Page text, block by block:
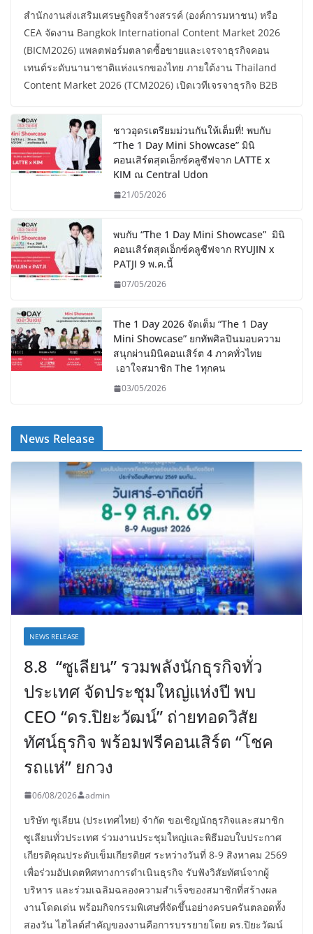
สำนักงานส่งเสริมเศรษฐกิจสร้างสรรค์ (องค์การมหาชน) หรือ
CEA จัดงาน Bangkok International Content Market 2026
(BICM2026) แพลตฟอร์มตลาดซื้อขายและเจรจาธุรกิจคอน
เทนต์ระดับนานาชาติแห่งแรกของไทย ภายใต้งาน Thailand
Content Market 2026 (TCM2026) เปิดเวทีเจรจาธุรกิจ B2B
ชาวอุดรเตรียมม่วนกันให้เต็มที่! พบกับ
“The 1 Day Mini Showcase” มินิ
คอนเสิร์ตสุดเอ็กซ์คลูซีฟจาก LATTE x
KIM ณ Central Udon
21/05/2026
พบกับ “The 1 Day Mini Showcase” มินิ
คอนเสิร์ตสุดเอ็กซ์คลูซีฟจาก RYUJIN x
PATJI 9 พ.ค.นี้
07/05/2026
The 1 Day 2026 จัดเต็ม “The 1 Day
Mini Showcase” ยกทัพศิลปินมอบความ
สนุกผ่านมินิคอนเสิร์ต 4 ภาคทั่วไทย
เอาใจสมาชิก The 1ทุกคน
03/05/2026
News Release
NEWS RELEASE
8.8 “ซูเลียน” รวมพลังนักธุรกิจทั่ว
ประเทศ จัดประชุมใหญ่แห่งปี พบ
CEO “ดร.ปิยะวัฒน์” ถ่ายทอดวิสัย
ทัศน์ธุรกิจ พร้อมฟรีคอนเสิร์ต “โชค
รถแห่” ยกวง
06/08/2026 admin
บริษัท ซูเลียน (ประเทศไทย) จำกัด ขอเชิญนักธุรกิจและสมาชิก
ซูเลียนทั่วประเทศ ร่วมงานประชุมใหญ่และพิธีมอบใบประกาศ
เกียรติคุณประดับเข็มเกียรติยศ ระหว่างวันที่ 8-9 สิงหาคม 2569
เพื่อร่วมอัปเดตทิศทางการดำเนินธุรกิจ รับฟังวิสัยทัศน์จากผู้
บริหาร และร่วมเฉลิมฉลองความสำเร็จของสมาชิกที่สร้างผล
งานโดดเด่น พร้อมกิจกรรมพิเศษที่จัดขึ้นอย่างครบครันตลอดทั้ง
สองวัน ไฮไลต์สำคัญของงานคือการบรรยายโดย ดร.ปิยะวัฒน์